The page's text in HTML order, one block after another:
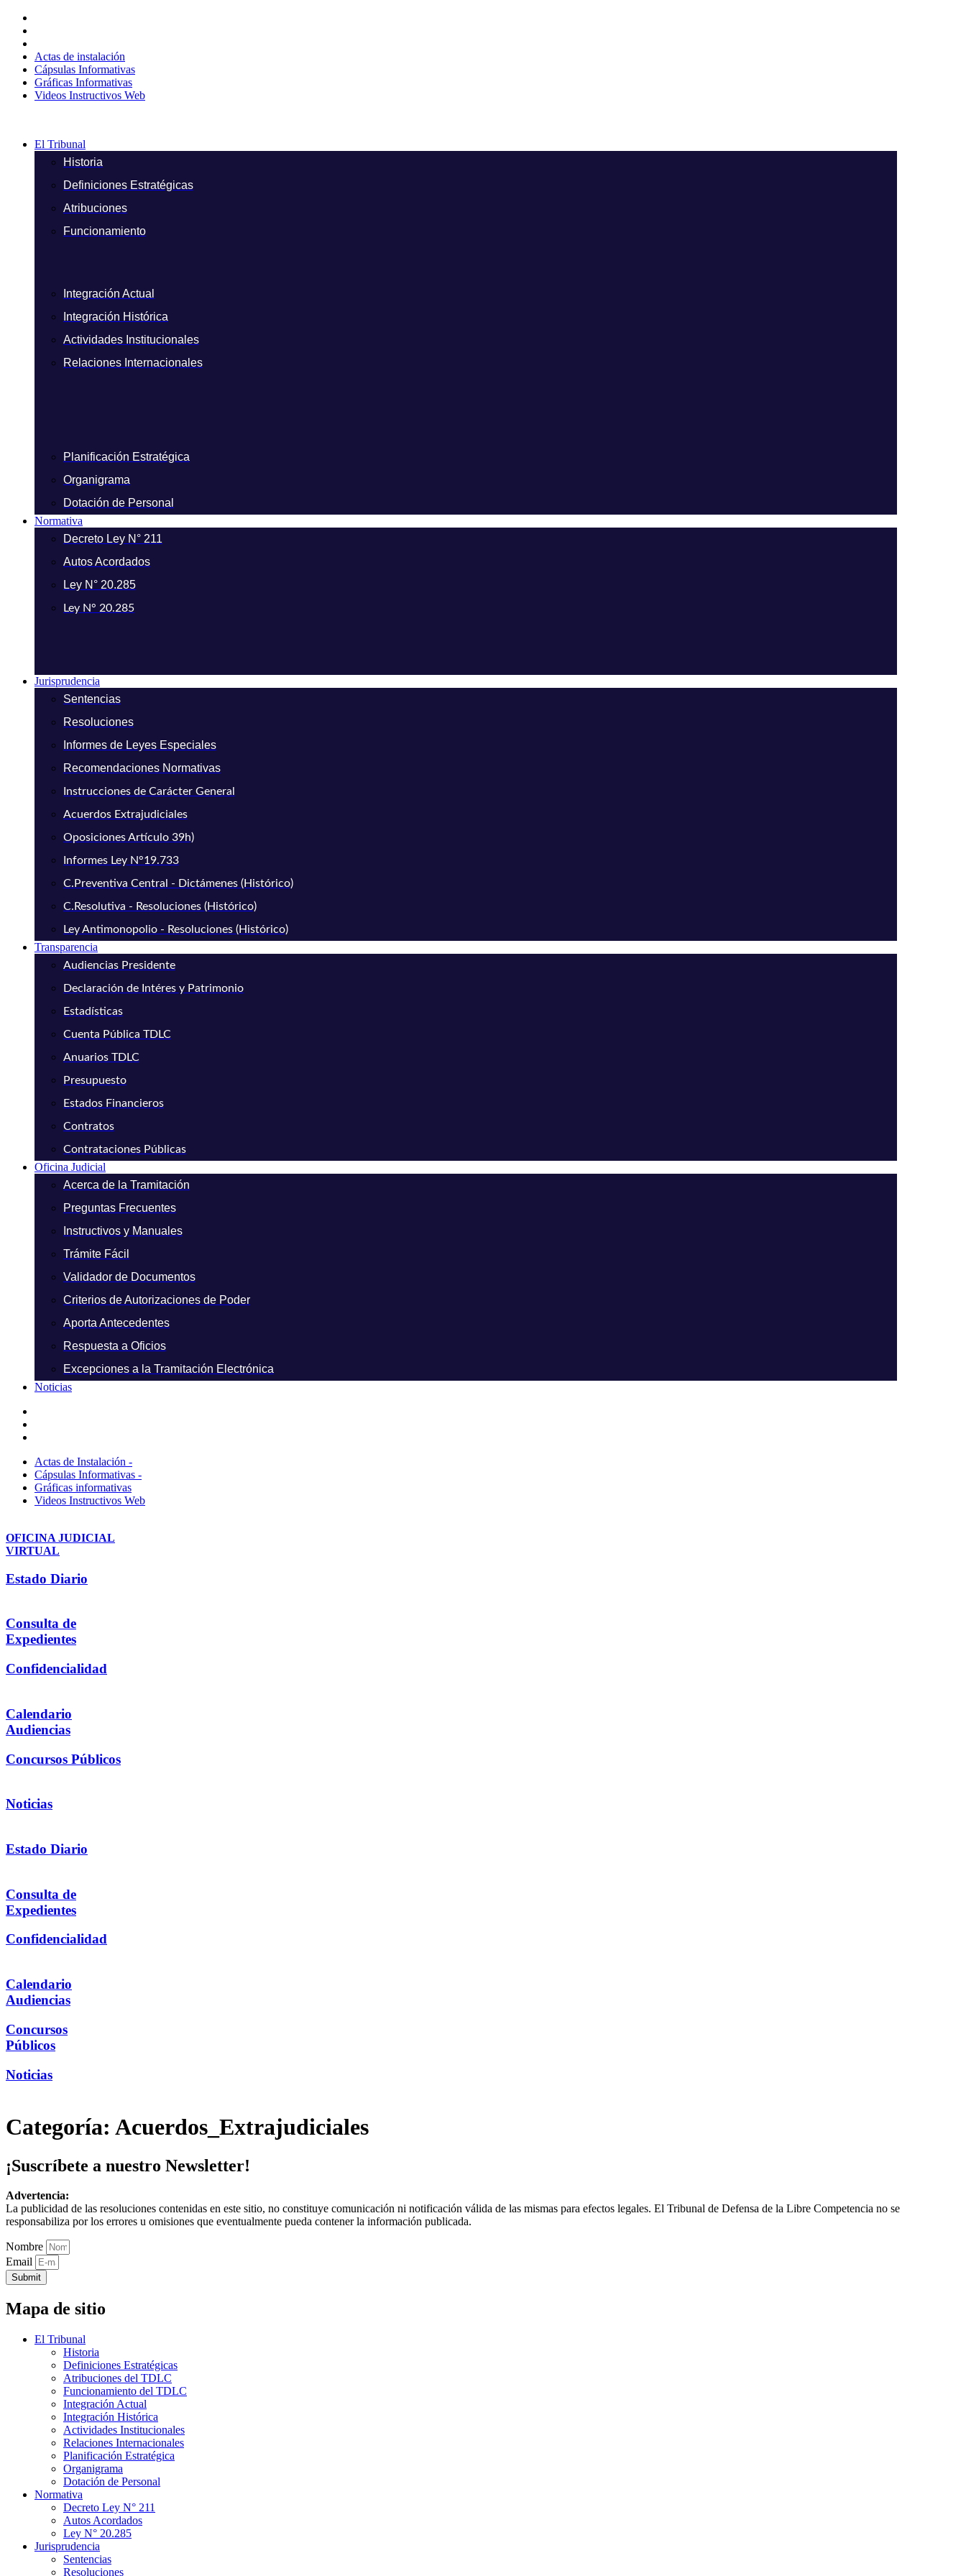
contenido
Actas de instalación
Cápsulas Informativas
Gráficas Informativas
Videos Instructivos Web
El Tribunal
Historia
Definiciones Estratégicas
Atribuciones
Funcionamiento
Integración Actual
Integración Histórica
Actividades Institucionales
Relaciones Internacionales
Planificación Estratégica
Organigrama
Dotación de Personal
Normativa
Decreto Ley N° 211
Autos Acordados
Ley N° 20.285
Ley N° 20.285
Jurisprudencia
Sentencias
Resoluciones
Informes de Leyes Especiales
Recomendaciones Normativas
Instrucciones de Carácter General
Acuerdos Extrajudiciales
Oposiciones Artículo 39h)
Informes Ley N°19.733
C.Preventiva Central - Dictámenes (Histórico)
C.Resolutiva - Resoluciones (Histórico)
Ley Antimonopolio - Resoluciones (Histórico)
Transparencia
Audiencias Presidente
Declaración de Intéres y Patrimonio
Estadísticas
Cuenta Pública TDLC
Anuarios TDLC
Presupuesto
Estados Financieros
Contratos
Contrataciones Públicas
Oficina Judicial
Acerca de la Tramitación
Preguntas Frecuentes
Instructivos y Manuales
Trámite Fácil
Validador de Documentos
Criterios de Autorizaciones de Poder
Aporta Antecedentes
Respuesta a Oficios
Excepciones a la Tramitación Electrónica
Noticias
Actas de Instalación -
Cápsulas Informativas -
Gráficas informativas
Videos Instructivos Web
OFICINA JUDICIAL
VIRTUAL
Estado Diario
Consulta de
Expedientes
Confidencialidad
Calendario
Audiencias
Concursos Públicos
Noticias
Estado Diario
Consulta de
Expedientes
Confidencialidad
Calendario
Audiencias
Concursos
Públicos
Noticias
Categoría: Acuerdos_Extrajudiciales
¡Suscríbete a nuestro Newsletter!
Advertencia:
La publicidad de las resoluciones contenidas en este sitio, no constituye comunicación ni notificación válida de las mismas para efectos legales. El Tribunal de Defensa de la Libre Competencia no se
responsabiliza por los errores u omisiones que eventualmente pueda contener la información publicada.
Nombre
Email
Submit
Mapa de sitio
El Tribunal
Historia
Definiciones Estratégicas
Atribuciones del TDLC
Funcionamiento del TDLC
Integración Actual
Integración Histórica
Actividades Institucionales
Relaciones Internacionales
Planificación Estratégica
Organigrama
Dotación de Personal
Normativa
Decreto Ley N° 211
Autos Acordados
Ley N° 20.285
Jurisprudencia
Sentencias
Resoluciones